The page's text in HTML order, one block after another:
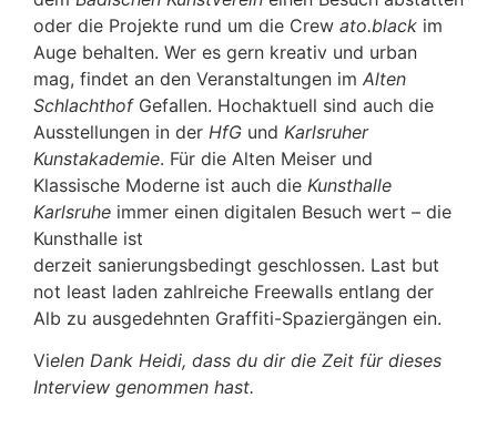
oder die Projekte rund um die Crew ato.black im
Auge behalten. Wer es gern kreativ und urban
mag, findet an den Veranstaltungen im Alten
Schlachthof Gefallen. Hochaktuell sind auch die
Ausstellungen in der HfG und Karlsruher
Kunstakademie. Für die Alten Meiser und
Klassische Moderne ist auch die Kunsthalle
Karlsruhe immer einen digitalen Besuch wert – die
Kunsthalle ist
derzeit sanierungsbedingt geschlossen. Last but
not least laden zahlreiche Freewalls entlang der
Alb zu ausgedehnten Graffiti-Spaziergängen ein.
Vielen Dank Heidi, dass du dir die Zeit für dieses
Interview genommen hast.